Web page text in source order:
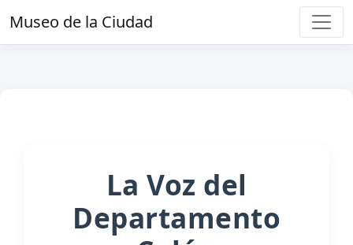
Museo de la Ciudad
La Voz del
Departamento